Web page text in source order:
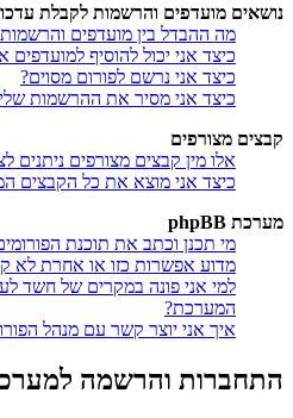
נושאים מועדפים והרשמות לקבלת
מה ההבדל בין מועדפים
כיצד אני יכול להוסיף
כיצד אני נרשם לפורום מסוים?
כיצד אני מסיר את ההרשמות
קבצים מצורפים
אלו מין קבצים מצורפים ניתנים
כיצד אני מוצא את כל הקבצים
מערכת phpBB
מי תכנן וכתב את תוכנת
מדוע אפשרות כזו או אחרת לא
למי אני פונה במקרים של חשד
המערכת?
איך אני יוצר קשר עם מנהל
התחברות והרשמה